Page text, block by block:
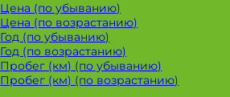
Цена (по убыванию)
Цена (по возрастанию)
Год (по убыванию)
Год (по возрастанию)
Пробег (км) (по убыванию)
Пробег (км) (по возрастанию)